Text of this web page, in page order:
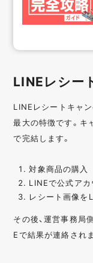
LINEレシー
LINEレシートキャ
最大の特徴です。
で完結します。
対象商品の購入
LINEで公式ア
レシート画像を
その後、運営事務局
Eで結果が連絡されま